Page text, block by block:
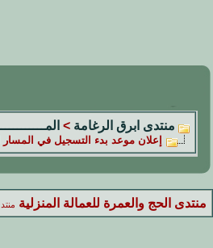
منتدى ابرق الرغامة >
إعلان موعد بدء التسجيل في المسار
منتدى الحج والعمرة للعمالة المنزلية